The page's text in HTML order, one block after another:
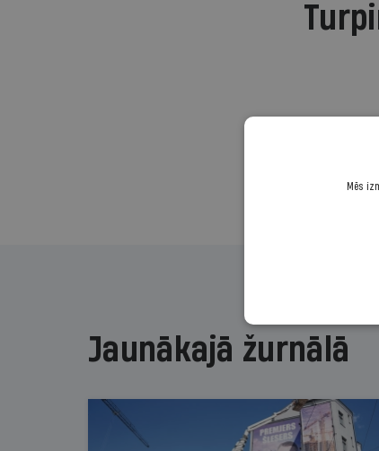
Jaunākajā žurnālā
Mēs